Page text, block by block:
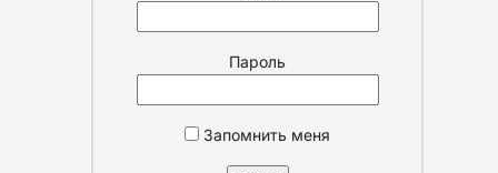
Пароль
Запомнить меня